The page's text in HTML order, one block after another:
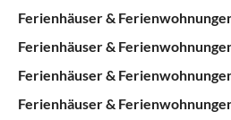
Ferienhäuser &
Ferienhäuser &
Ferienhäuser &
Ferienhäuser &